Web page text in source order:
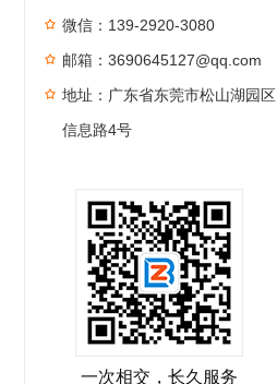
微信：139-2920-3080
邮箱：3690645127@qq.com
地址：广东省东莞市松山湖园区
信息路4号
一次相交，长久服务